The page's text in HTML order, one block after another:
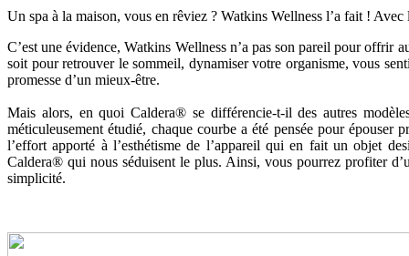
Un spa à la maison, vous en rêviez ? Watkins Wellness l’a fait !
C’est une évidence, Watkins Wellness n’a pas son pareil pour offrir
soit pour retrouver le sommeil, dynamiser votre organisme, vous
promesse d’un mieux-être.
Mais alors, en quoi Caldera® se différencie-t-il des autres
méticuleusement étudié, chaque courbe a été pensée pour
l’effort apporté à l’esthétisme de l’appareil qui en fait un objet
Caldera® qui nous séduisent le plus. Ainsi, vous pourrez profiter
simplicité.